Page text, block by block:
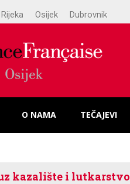
Rijeka Osijek Dubrovnik
O NAMA TEČAJEVI
kazalište i lutkarstvo